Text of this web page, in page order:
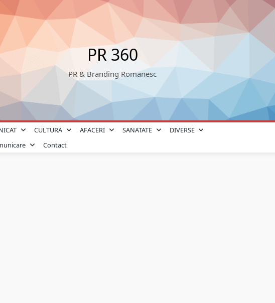
PR 360
PR & Branding Romanesc
CULTURA AFACERI SANATATE
DIVERSE
Contact